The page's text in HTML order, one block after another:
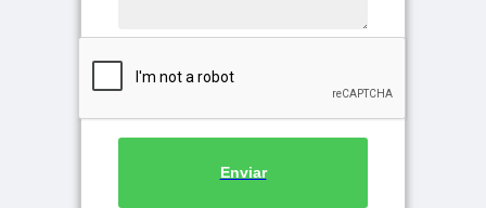
Enviar